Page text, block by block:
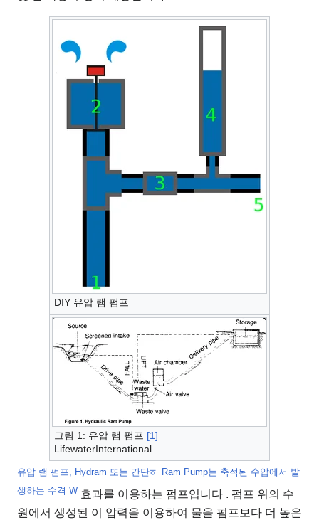
DIY 유압 램 펌프
그림 1: 유압 램 펌프 [1]
LifewaterInternational
유압 램 펌프, Hydram 또는 간단히 Ram Pump는 축적된 수압에서 발
생하는 수격 W 효과를 이용하는 펌프입니다 . 펌프 위의 수
원에서 생성된 이 압력을 이용하여 물을 펌프보다 더 높은